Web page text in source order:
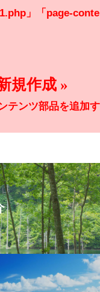
」「page-
規作成 »
テンツ部品を追加